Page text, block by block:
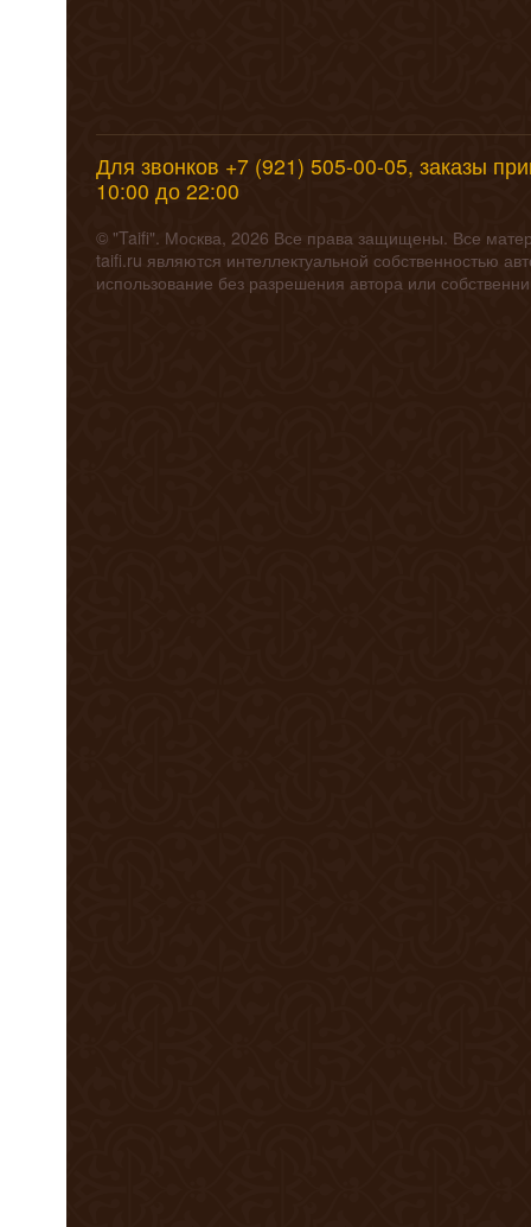
Для звонков +7 (921) 505-00-05, заказы
10:00 до 22:00
© "Taifi". Москва, 2026 Все права защищены. Все
taifi.ru являются интеллектуальной собственностью
использование без разрешения автора или